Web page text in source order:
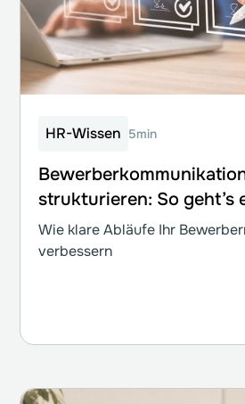
HR-Wissen 5min
strukturieren: So geht’s
Wie klare Abläufe Ihr
verbessern